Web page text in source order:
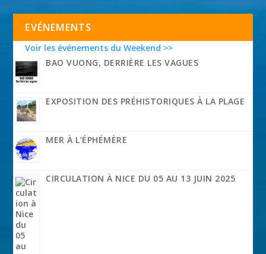
EVÉNEMENTS
Voir les événements du Weekend >>
BAO VUONG, DERRIÈRE LES VAGUES
EXPOSITION DES PRÉHISTORIQUES À LA PLAGE
MER À L’ÉPHÉMÈRE
CIRCULATION À NICE DU 05 AU 13 JUIN 2025